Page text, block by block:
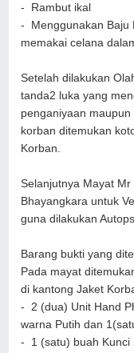
- Rambut ikal
- Menggunakan Baju
memakai celana
Setelah dilakukan
tanda2 luka yang
penganiyaan
korban ditemukan
Korban.
Selanjutnya Mayat
Bhayangkara untuk
guna dilakukan
Barang bukti yang
Pada mayat
di kantong Jaket
- 2 (dua) Unit Hand
warna Putih dan
- 1 (satu) buah Kunci